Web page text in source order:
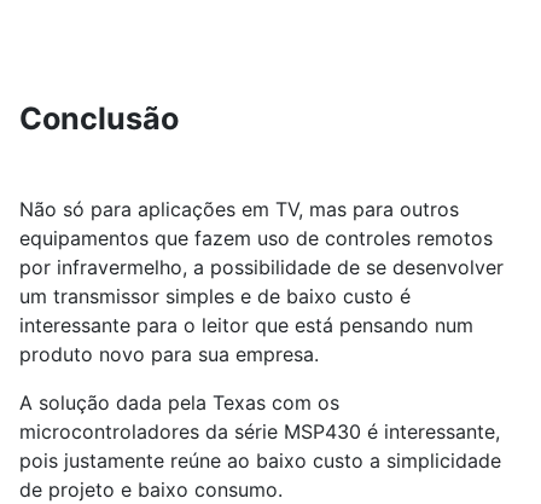
Conclusão
Não só para aplicações em TV, mas para outros
equipamentos que fazem uso de controles remotos
por infravermelho, a possibilidade de se desenvolver
um transmissor simples e de baixo custo é
interessante para o leitor que está pensando num
produto novo para sua empresa.
A solução dada pela Texas com os
microcontroladores da série MSP430 é interessante,
pois justamente reúne ao baixo custo a simplicidade
de projeto e baixo consumo.